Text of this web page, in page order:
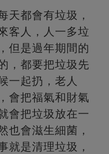
天都會有垃圾，
客人，人一多垃
但是過年期間的
，都要把垃圾先
一起扔，老人
會把福氣和財氣
會把垃圾放在一
也會滋生細菌，
就是清理垃圾，